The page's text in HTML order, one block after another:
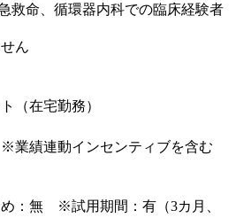
救命、循環器内科での臨床経験者
ん
在宅勤務）
業績連動インセンティブを含む
：無 ※試用期間：有（3カ月、